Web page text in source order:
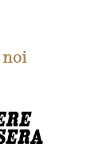
noi